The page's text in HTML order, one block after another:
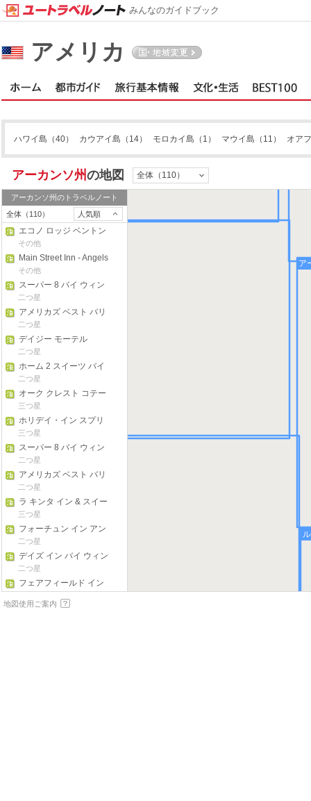
アメリカ
ハワイ島 （40） カウアイ島 （14） モロカイ島 （1） マウイ島 （11） オア
アーカンソ州の地図 全体（110）
アーカンソ州 のトラベルノート
全体（110）
人気順
エコノ ロッジ ベントン
その他
Main Street Inn - Angels
Among Us Wedding
Chapel
その他
スーパー 8 バイ ウィン
ダム ジャクソンビル ア
ーカンソー
二つ星
アメリカズ ベスト バリ
ュー イン & スイーツ -
グリーンビル
二つ星
デイジー モーテル
二つ星
ホーム 2 スイーツ バイ
ヒルトン ホット スプリ
ングス
二つ星
オーク クレスト コテー
ジス & ツリーハウシー
ズ
三つ星
ホリデイ・イン スプリ
ングデール / ファイエッ
トビル エリア
三つ星
スーパー 8 バイ ウィン
ダム リトル ロック / オ
ッター クリーク
二つ星
アメリカズ ベスト バリ
ュー イン & スイーツ プ
レスコット
二つ星
ラ キンタ イン & スイー
ツ スプリングデール
三つ星
フォーチュン イン アン
ド スイーツ ニューポー
ト
二つ星
デイズ イン バイ ウィン
ダム アーカデルフィア
二つ星
フェアフィールド イン
& スイーツ バイ マリオ
ット ラッセルヴィル
モーテル 6 アトランタ
ア
地図使用ご案内
みんなのガイドブック